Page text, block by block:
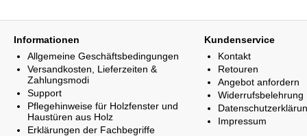
Informationen
Allgemeine Geschäftsbedingungen
Versandkosten, Lieferzeiten &
Zahlungsmodi
Support
Pflegehinweise für Holzfenster und
Haustüren aus Holz
Erklärungen der Fachbegriffe
Kundenservice
Kontakt
Retouren
Angebot anfordern
Widerrufsbelehrung
Impressum